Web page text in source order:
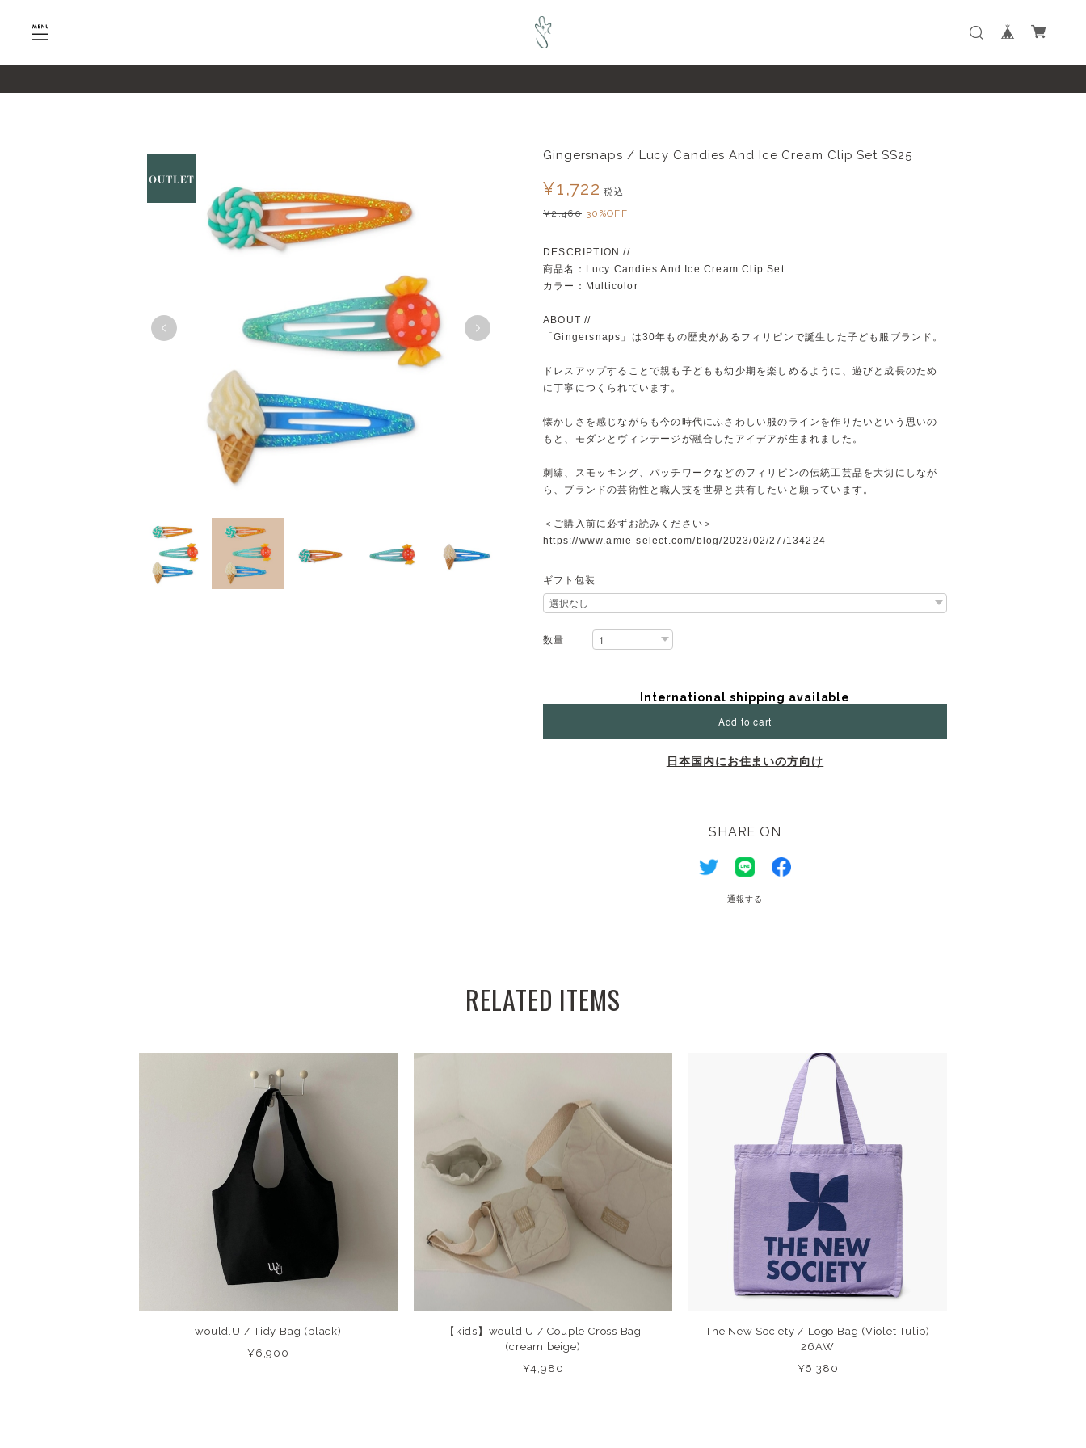
Gingersnaps / Lucy Candies And Ice Cream Clip Set SS25
¥1,722 税込
¥2,460 30%OFF
DESCRIPTION //
商品名：Lucy Candies And Ice Cream Clip Set
カラー：Multicolor
ABOUT //
「Gingersnaps」は30年もの歴史があるフィリピンで誕生した子ども服ブランド。
ドレスアップすることで親も子どもも幼少期を楽しめるように、遊びと成長のため
に丁寧につくられています。
懐かしさを感じながらも今の時代にふさわしい服のラインを作りたいという思いの
もと、モダンとヴィンテージが融合したアイデアが生まれました。
刺繍、スモッキング、パッチワークなどのフィリピンの伝統工芸品を大切にしなが
ら、ブランドの芸術性と職人技を世界と共有したいと願っています。
＜ご購入前に必ずお読みください＞
https://www.amie-select.com/blog/2023/02/27/134224
ギフト包装
数量
International shipping available
Add to cart
日本国内にお住まいの方向け
SHARE ON
通報する
RELATED ITEMS
would.U / Tidy Bag (black)
¥6,900
【kids】would.U / Couple Cross Bag
(cream beige)
¥4,980
The New Society / Logo Bag (Violet Tulip)
26AW
¥6,380